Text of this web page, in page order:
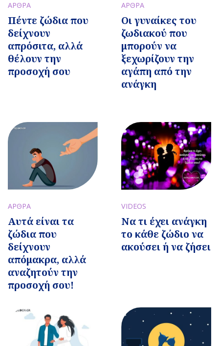
ΑΡΘΡΑ
Πέντε ζώδια που
δείχνουν
απρόσιτα, αλλά
θέλουν την
προσοχή σου
ΑΡΘΡΑ
Οι γυναίκες του
ζωδιακού που
μπορούν να
ξεχωρίζουν την
αγάπη από την
ανάγκη
ΑΡΘΡΑ
Αυτά είναι τα
ζώδια που
δείχνουν
απόμακρα, αλλά
αναζητούν την
προσοχή σου!
VIDEOS
Να τι έχει ανάγκη
το κάθε ζώδιο να
ακούσει ή να ζήσει